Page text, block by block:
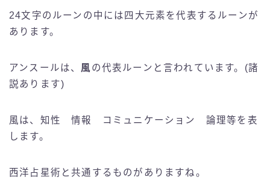
24文字のルーンの中には四大元素を代表するルーンが
あります。
アンスールは、 風 の代表ルーンと言われています。(諸
説あります)
風は、知性 情報 コミュニケーション 論理等を表
します。
西洋占星術と共通するものがありますね。